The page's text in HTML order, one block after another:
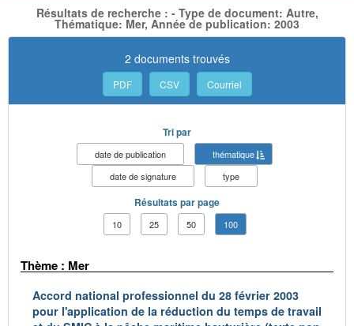
Résultats de recherche : - Type de document: Autre,
Thématique: Mer, Année de publication: 2003
2 documents trouvés
PDF CSV Courriel
Tri par
date de publication
thématique
date de signature
type
Résultats par page
10 25 50 100
Thème : Mer
Accord national professionnel du 28 février 2003
pour l'application de la réduction du temps de travail